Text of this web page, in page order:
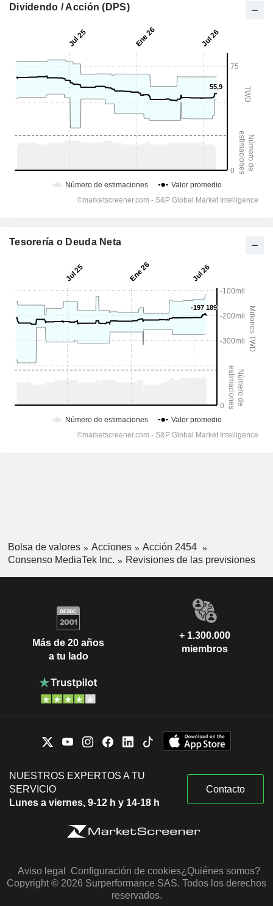
Dividendo / Acción (DPS)
Tesorería o Deuda Neta
Bolsa de valores Acciones
Acción 2454
Consenso MediaTek Inc.
Revisiones de las previsiones
Más de 20 años
a tu lado
+ 1.300.000
miembros
NUESTROS EXPERTOS A TU
SERVICIO
Lunes a viernes, 9-12 h y 14-18 h
Contacto
Aviso legal Configuración de cookies¿Quiénes somos?
Copyright © 2026 Surperformance SAS. Todos los derechos
reservados.